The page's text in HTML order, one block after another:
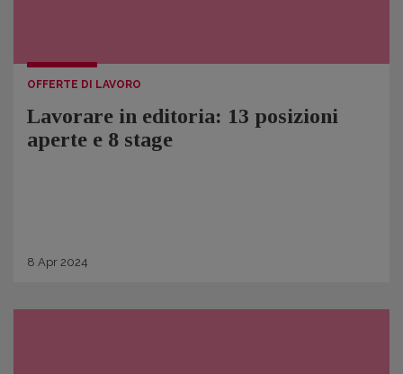
OFFERTE DI LAVORO
Lavorare in editoria: 13 posizioni
aperte e 8 stage
8 Apr 2024